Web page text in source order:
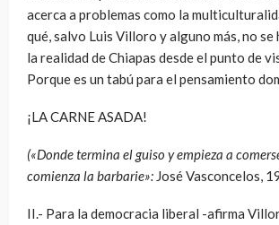
acerca a problemas como la
qué, salvo Luis Villoro y alguno más, no se
la realidad de Chiapas desde el punto de
Porque es un tabú para el pensamiento
¡LA CARNE ASADA!
(«Donde termina el guiso y empieza a
comienza la barbarie»: José Vasconcelos,
II.- Para la democracia liberal -afirma